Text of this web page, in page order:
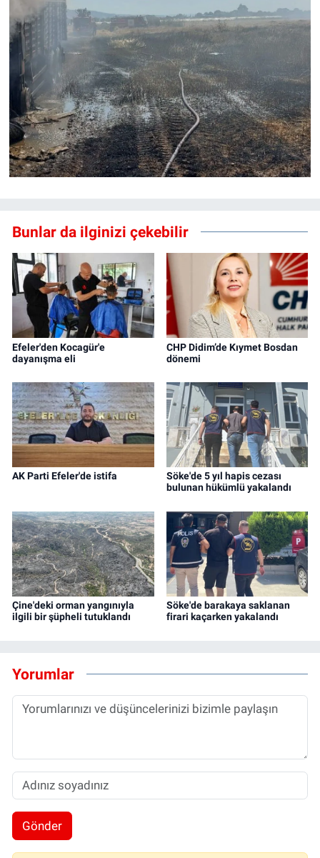
Bunlar da ilginizi çekebilir
Efeler'den Kocagür'e
dayanışma eli
CHP Didim’de Kıymet Bosdan
dönemi
AK Parti Efeler'de istifa
Söke'de 5 yıl hapis cezası
bulunan hükümlü yakalandı
Çine'deki orman yangınıyla
ilgili bir şüpheli tutuklandı
Söke'de barakaya saklanan
firari kaçarken yakalandı
Yorumlar
Gönder